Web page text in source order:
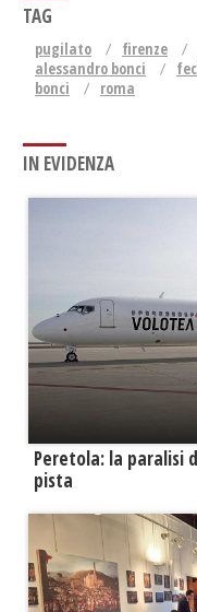
TAG
pugilato firenze
alessandro bonci
bonci
roma
IN EVIDENZA
Peretola: la paralisi
pista